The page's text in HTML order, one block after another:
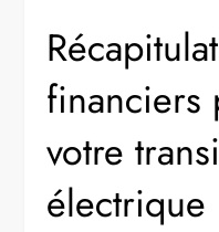
financiers
votre
électrique